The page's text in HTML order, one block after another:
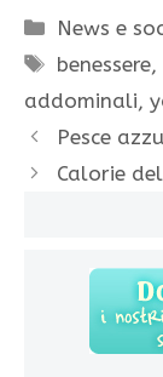
Categorie
News e
Tag
benessere,
addominali,
Pesce
Calorie